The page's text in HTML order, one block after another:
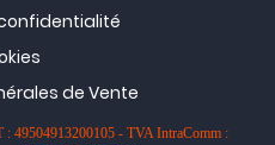
de Vente
49504913200105 - TVA IntraComm :